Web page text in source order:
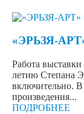
«ЭРЬЗЯ-АРТ»
Работа
летию Степана
включительно.
произведения...
ПОДРОБНЕЕ